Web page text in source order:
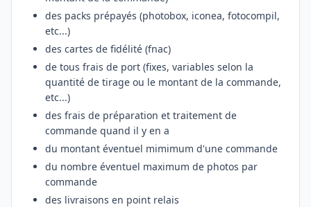
des packs prépayés (photobox, iconea, fotocompil,
etc...)
des cartes de fidélité (fnac)
de tous frais de port (fixes, variables selon la
quantité de tirage ou le montant de la commande,
etc...)
des frais de préparation et traitement de
commande quand il y en a
du montant éventuel mimimum d'une commande
du nombre éventuel maximum de photos par
commande
des livraisons en point relais